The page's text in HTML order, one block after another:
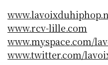
www.rcv-lille.com
www.myspace.com/
www.twitter.com/